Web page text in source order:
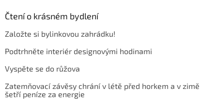
Čtení o krásném bydlení
Založte si bylinkovou zahrádku!
Podtrhněte interiér designovými hodinami
Vyspěte se do růžova
Zatemňovací závěsy chrání v létě před horkem a v zimě
šetří peníze za energie